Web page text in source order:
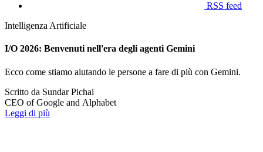
RSS feed
Intelligenza Artificiale
I/O 2026: Benvenuti nell'era degli agenti Gemini
Ecco come stiamo aiutando le persone a fare di più con Gemini.
Scritto da Sundar Pichai
CEO of Google and Alphabet
Leggi di più